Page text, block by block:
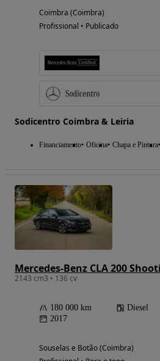
Coimbra (Coimbra)
Profissional • Publicado
Sodicentro Coimbra & Leiria
Financiamento Oficina Chapa e Pintura
2143 cm3 • 136 cv
180 000 km Diesel
2017
Souselas e Botão (Coimbra)